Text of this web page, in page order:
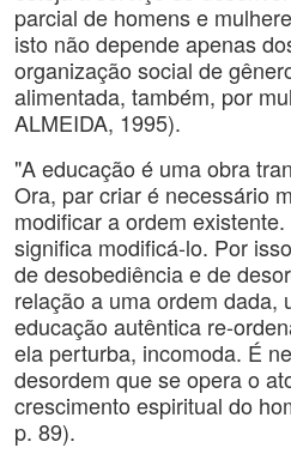
parcial de homens e
isto não depende apenas
organização social de
alimentada, também, por
ALMEIDA, 1995).
"A educação é uma obra
Ora, par criar é necessário
modificar a ordem
significa modificá-lo. Por
de desobediência e de
relação a uma ordem dada,
educação autêntica re-
ela perturba, incomoda. É
desordem que se opera o
crescimento espiritual do
p. 89).